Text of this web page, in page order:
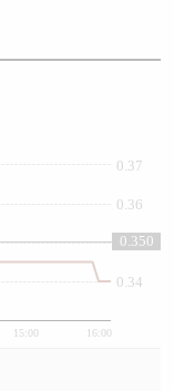
15:00 16:00
0.34
0.35
0.36
0.37
0.350